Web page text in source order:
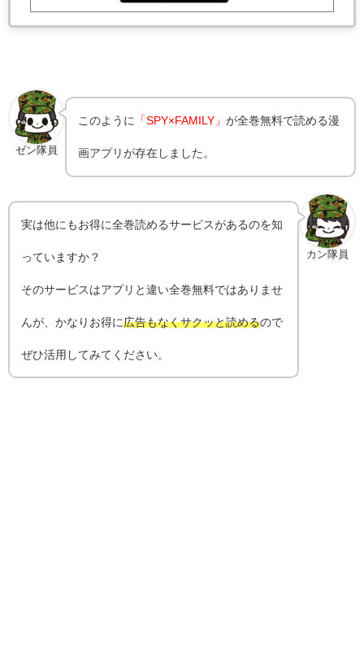
ゼン隊員
このように 「SPY×FAMILY」が全巻無料で読める漫
画アプリが存在しました。
カン隊員
実は他にもお得に全巻読めるサービスがあるのを知
っていますか？
そのサービスはアプリと違い全巻無料ではありませ
んが、かなりお得に広告もなくサクッと読めるので
ぜひ活用してみてください。